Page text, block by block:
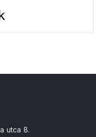
utca 8.